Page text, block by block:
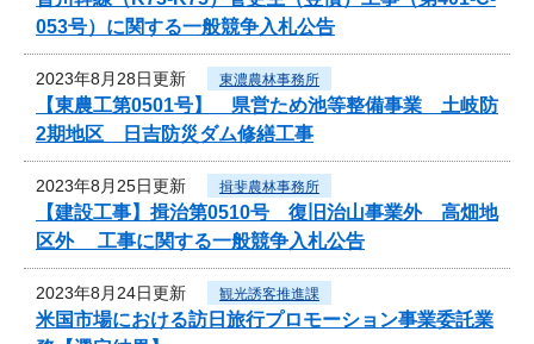
053号）に関する一般競争入札公告
2023年8月28日更新 東濃農林事務所
【東農工第0501号】 県営ため池等整備事業 土岐防
2期地区 日吉防災ダム修繕工事
2023年8月25日更新 揖斐農林事務所
【建設工事】揖治第0510号 復旧治山事業外 高畑地
区外 工事に関する一般競争入札公告
2023年8月24日更新 観光誘客推進課
米国市場における訪日旅行プロモーション事業委託業